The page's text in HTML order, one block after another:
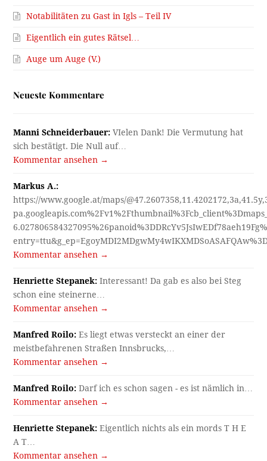
Notabilitäten zu Gast in Igls – Teil IV
Eigentlich ein gutes Rätsel…
Auge um Auge (V.)
Neueste Kommentare
Manni Schneiderbauer: VIelen Dank! Die Vermutung hat
sich bestätigt. Die Null auf…
Kommentar ansehen →
Markus A.:
https://www.google.at/maps/
Kommentar ansehen →
Henriette Stepanek: Interessant! Da gab es also bei Steg
schon eine steinerne…
Kommentar ansehen →
Manfred Roilo: Es liegt etwas versteckt an einer der
meistbefahrenen Straßen Innsbrucks,…
Kommentar ansehen →
Manfred Roilo: Darf ich es schon sagen - es ist nämlich in…
Kommentar ansehen →
Henriette Stepanek: Eigentlich nichts als ein mords T H E
A T…
Kommentar ansehen →